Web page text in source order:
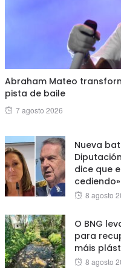
Abraham Mateo
pista de baile
Posted
7 agosto 2026
Nueva
dice que
cediendo»
Posted
8 agosto
O BNG
para
máis
Posted
8 agosto